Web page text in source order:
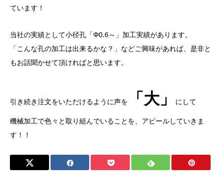
ています！
当社の実績として小径孔「Φ0.6～」加工実績があります。
「こんな孔の加工は出来るかな？」などご興味があれば、是非と
もお話聞かせて頂ければと思います。
引き続き注文をいただけるように声を 「大」 にして
機械加工で色々と取り組んでいることを、アピールしていきま
す！！